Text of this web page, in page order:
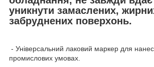
уникнути замаслених,
забруднених поверхонь.
- Універсальний лаковий маркер для
промислових умовах.